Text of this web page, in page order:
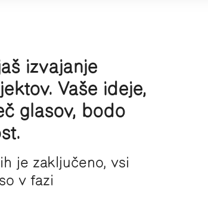
izvajanje
Vaše ideje,
glasov, bodo
je zaključeno, vsi
v fazi